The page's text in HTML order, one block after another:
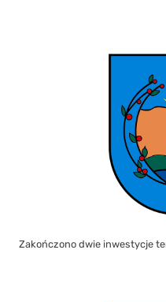
Zakończono dwie inwestycje